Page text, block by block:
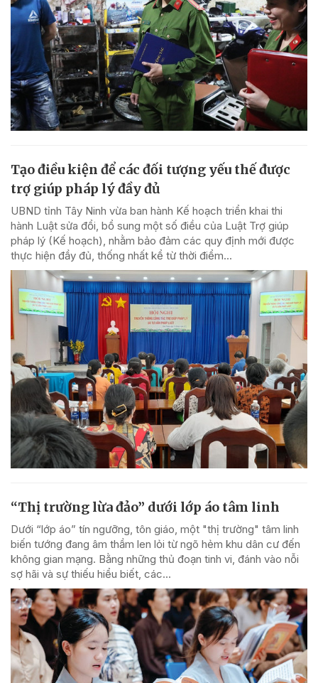
Tạo điều kiện để các đối tượng yếu thế được
trợ giúp pháp lý đầy đủ
UBND tỉnh Tây Ninh vừa ban hành Kế hoạch triển khai thi
hành Luật sửa đổi, bổ sung một số điều của Luật Trợ giúp
pháp lý (Kế hoạch), nhằm bảo đảm các quy định mới được
thực hiện đầy đủ, thống nhất kể từ thời điểm...
“Thị trường lừa đảo” dưới lớp áo tâm linh
Dưới “lớp áo” tín ngưỡng, tôn giáo, một "thị trường" tâm linh
biến tướng đang âm thầm len lỏi từ ngõ hẻm khu dân cư đến
không gian mạng. Bằng những thủ đoạn tinh vi, đánh vào nỗi
sợ hãi và sự thiếu hiểu biết, các...